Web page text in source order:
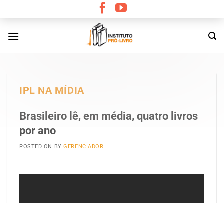
content
IPL NA MÍDIA
Brasileiro lê, em média, quatro livros
por ano
POSTED ON BYGERENCIADOR